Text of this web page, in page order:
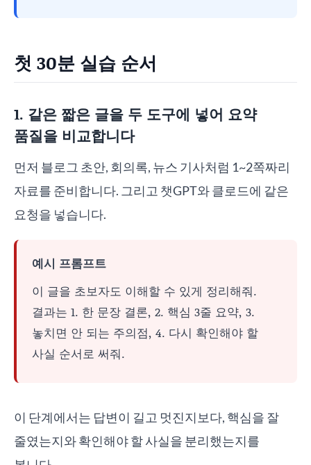
첫 30분 실습 순서
1. 같은 짧은 글을 두 도구에 넣어 요약
품질을 비교합니다
먼저 블로그 초안, 회의록, 뉴스 기사처럼 1~2쪽짜리
자료를 준비합니다. 그리고 챗GPT와 클로드에 같은
요청을 넣습니다.
예시 프롬프트
이 글을 초보자도 이해할 수 있게 정리해줘.
결과는 1. 한 문장 결론, 2. 핵심 3줄 요약, 3.
놓치면 안 되는 주의점, 4. 다시 확인해야 할
사실 순서로 써줘.
이 단계에서는 답변이 길고 멋진지보다, 핵심을 잘
줄였는지와 확인해야 할 사실을 분리했는지를